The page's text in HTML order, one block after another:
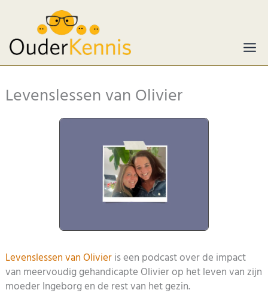
inhoud
Levenslessen van Olivier
Levenslessen van Olivieris een podcast over de impact
van meervoudig gehandicapte Olivier op het leven van zijn
moeder Ingeborg en de rest van het gezin.